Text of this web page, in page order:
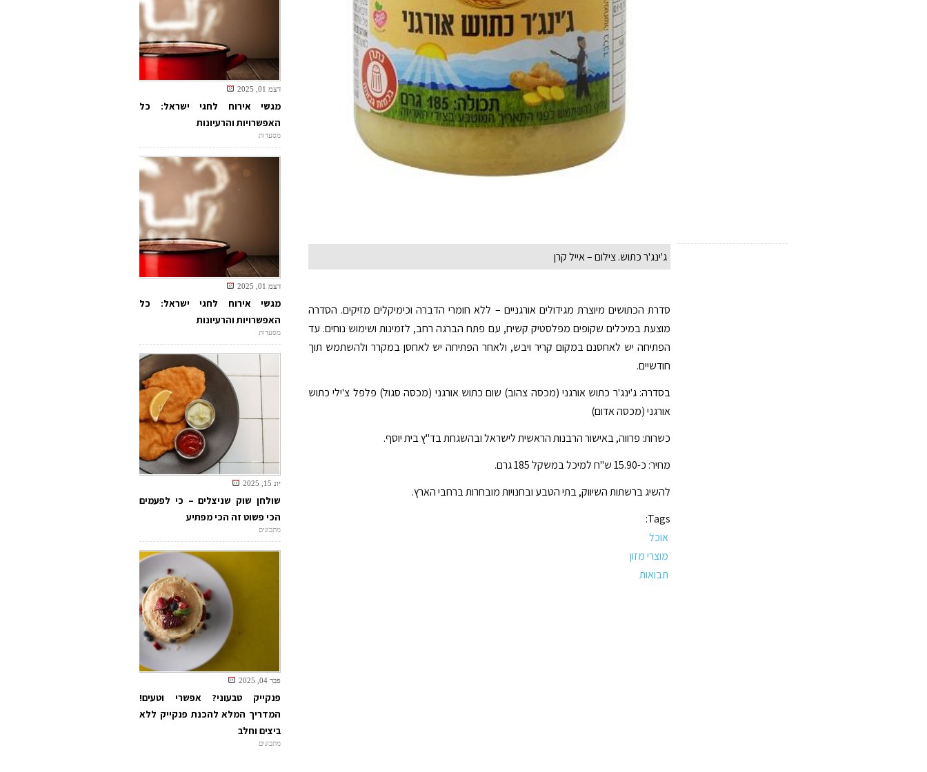
ג'ינג'ר כתוש. צילום – אייל קרן
סדרת הכתושים מיוצרת מגידולים אורגניים – ללא חומרי הדברה וכימיקלים מזיקים. הסדרה
מוצעת במיכלים שקופים מפלסטיק קשיח, עם פתח הברגה רחב, לזמינות ושימוש נוחים. עד
הפתיחה יש לאחסנם במקום קריר ויבש, ולאחר הפתיחה יש לאחסן במקרר ולהשתמש תוך
חודשיים.
בסדרה: ג'ינג'ר כתוש אורגני (מכסה צהוב) שום כתוש אורגני (מכסה סגול) פלפל צ'ילי כתוש
אורגני (מכסה אדום)
כשרות: פרווה, באישור הרבנות הראשית לישראל ובהשגחת בד"ץ בית יוסף.
מחיר: כ-15.90 ש"ח למיכל במשקל 185 גרם.
להשיג ברשתות השיווק, בתי הטבע ובחנויות מובחרות ברחבי הארץ.
Tags:
אוכל
מוצרי מזון
תבואות
דצמ 01, 2025
מגשי אירוח לחגי ישראל: כל
האפשרויות והרעיונות
מסעדות
דצמ 01, 2025
מגשי אירוח לחגי ישראל: כל
האפשרויות והרעיונות
מסעדות
יונ 15, 2025
שולחן שוק שניצלים – כי לפעמים
הכי פשוט זה הכי מפתיע
מתכונים
פבר 04, 2025
פנקייק טבעוני? אפשרי וטעים!
המדריך המלא להכנת פנקייק ללא
ביצים וחלב
מתכונים